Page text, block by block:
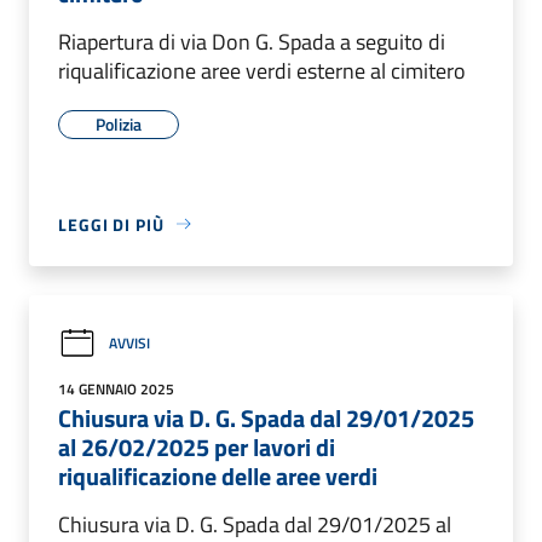
Riapertura di via Don G. Spada a seguito di
riqualificazione aree verdi esterne al cimitero
Polizia
LEGGI DI PIÙ
AVVISI
14 GENNAIO 2025
Chiusura via D. G. Spada dal 29/01/2025
al 26/02/2025 per lavori di
riqualificazione delle aree verdi
Chiusura via D. G. Spada dal 29/01/2025 al